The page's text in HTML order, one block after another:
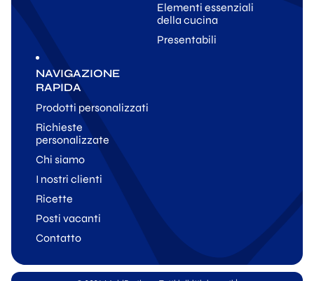
Elementi essenziali
della cucina
Presentabili
NAVIGAZIONE
RAPIDA
Prodotti personalizzati
Richieste
personalizzate
Chi siamo
I nostri clienti
Ricette
Posti vacanti
Contatto